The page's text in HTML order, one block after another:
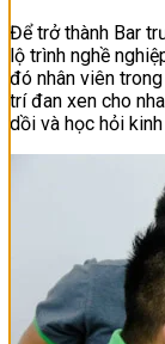
Để trở thành Bar
lộ trình nghề
đó nhân viên
trí đan xen cho
dồi và học hỏi